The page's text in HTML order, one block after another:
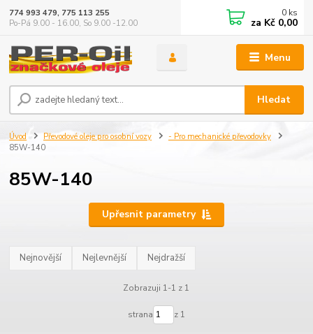
Menu
Hledat
774 993 479, 775 113 255
Po-Pá 9.00 - 16.00, So 9.00 -12.00
0 ks
za Kč 0,00
Úvod Převodové oleje pro osobní vozy
- Pro mechanické převodovky
85W-140
85W-140
Upřesnit parametry
Nejnovější Nejlevnější Nejdražší
Zobrazuji 1-1 z 1
strana z 1